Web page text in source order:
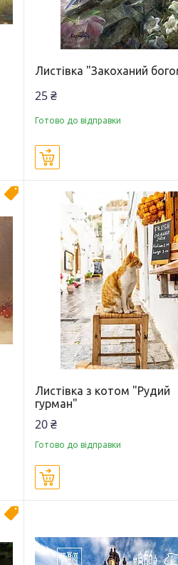
Листівка "Закоханий
25 ₴
Готово до відправки
Листівка з котом "Рудий
гурман"
20 ₴
Готово до відправки